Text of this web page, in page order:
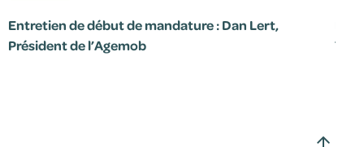
Entretien de début de mandature : Dan Lert,
Président de l’Agemob
7